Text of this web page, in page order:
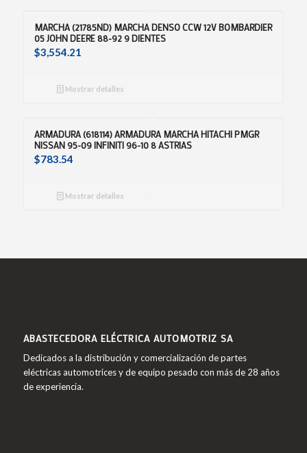
MARCHA (21785ND) MARCHA DENSO CCW 12V BOMBARDIER
05 JOHN DEERE 88-92 9 DIENTES
$3,554.21
Mostrar detalles
ARMADURA (618114) ARMADURA MARCHA HITACHI PMGR
NISSAN 95-09 INFINITI 96-10 8 ASTRIAS
$783.54
Mostrar detalles
ABASTECEDORA ELÉCTRICA AUTOMOTRIZ SA
Dedicados a la distribución y comercialización de partes
eléctricas automotrices y de equipo pesado con más de 28 años
de experiencia.